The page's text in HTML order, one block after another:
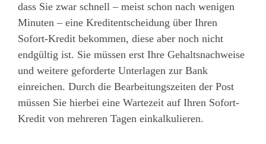
dass Sie zwar schnell – meist schon nach wenigen
Minuten – eine Kreditentscheidung über Ihren
Sofort-Kredit bekommen, diese aber noch nicht
endgültig ist. Sie müssen erst Ihre Gehaltsnachweise
und weitere geforderte Unterlagen zur Bank
einreichen. Durch die Bearbeitungszeiten der Post
müssen Sie hierbei eine Wartezeit auf Ihren Sofort-
Kredit von mehreren Tagen einkalkulieren.